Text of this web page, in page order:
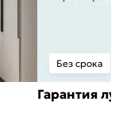
Без срока
Гарантия